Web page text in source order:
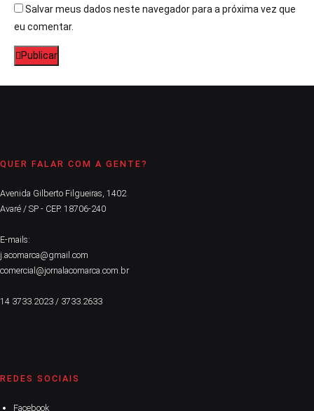
Salvar meus dados neste navegador para a próxima vez que
eu comentar.
Publicar
QUER FALAR COM A GENTE?
Avenida Gilberto Filgueiras, 1402
Avaré / SP - CEP. 18706-240
E-mails:
j.acomarca@gmail.com
comercial@jornalacomarca.com.br
14 3733.2023 / 3733.2633
REDES SOCIAIS
Facebook